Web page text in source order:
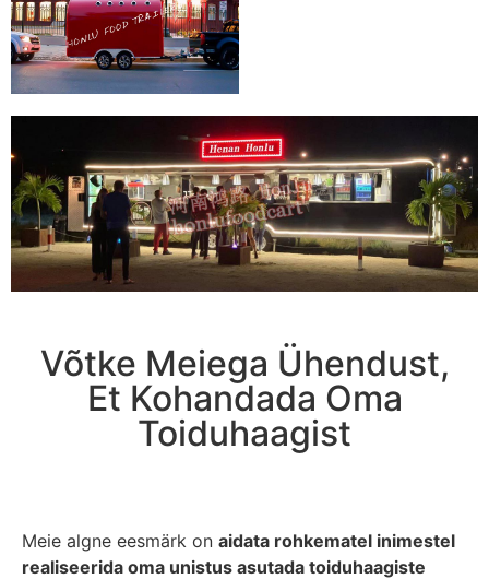
Võtke Meiega Ühendust,
Et Kohandada Oma
Toiduhaagist
Meie algne eesmärk on aidata rohkematel inimestel
realiseerida oma unistus asutada toiduhaagiste